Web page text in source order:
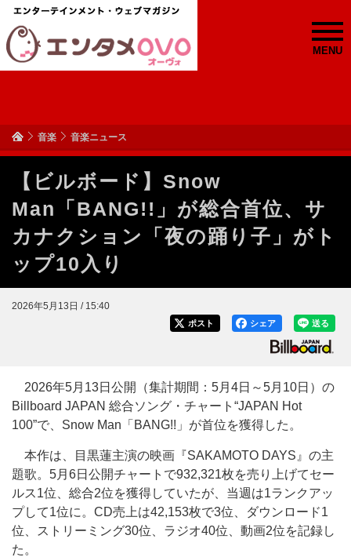
MENU
音楽 音楽ニュース
【ビルボード】Snow
Man「BANG!!」が総合首位、サ
カナクション「夜の踊り子」がト
ップ10入り
2026年5月13日 / 15:40
送る
シェア
ポスト
2026年5月13日公開（集計期間：5月4日～5月10日）の
Billboard JAPAN 総合ソング・チャート“JAPAN Hot
100”で、Snow Man「BANG!!」が首位を獲得した。
本作は、目黒蓮主演の映画『SAKAMOTO DAYS』の主
題歌。5月6日公開チャートで932,321枚を売り上げてセー
ルス1位、総合2位を獲得していたが、当週は1ランクアッ
プして1位に。CD売上は42,153枚で3位、ダウンロード1
位、ストリーミング30位、ラジオ40位、動画2位を記録し
た。